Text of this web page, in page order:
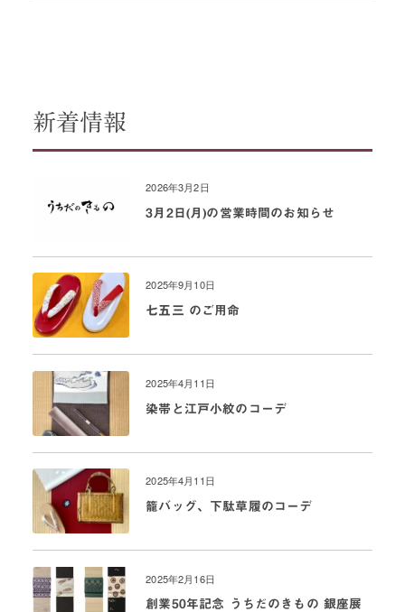
新着情報
2026年3月2日
3月2日(月)の営業時間のお知らせ
2025年9月10日
七五三 のご用命
2025年4月11日
染帯と江戸小紋のコーデ
2025年4月11日
籠バッグ、下駄草履のコーデ
2025年2月16日
創業50年記念 うちだのきもの 銀座展